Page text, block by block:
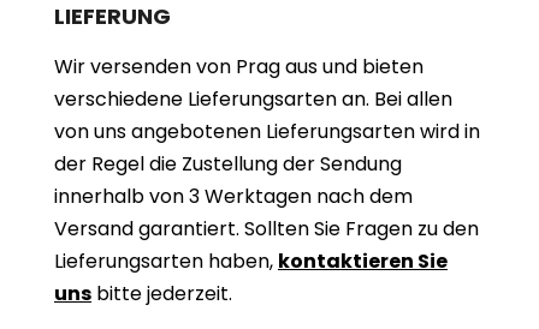
LIEFERUNG
Wir versenden von Prag aus und bieten
verschiedene Lieferungsarten an. Bei allen
von uns angebotenen Lieferungsarten wird in
der Regel die Zustellung der Sendung
innerhalb von 3 Werktagen nach dem
Versand garantiert. Sollten Sie Fragen zu den
Lieferungsarten haben, kontaktieren Sie
uns bitte jederzeit.